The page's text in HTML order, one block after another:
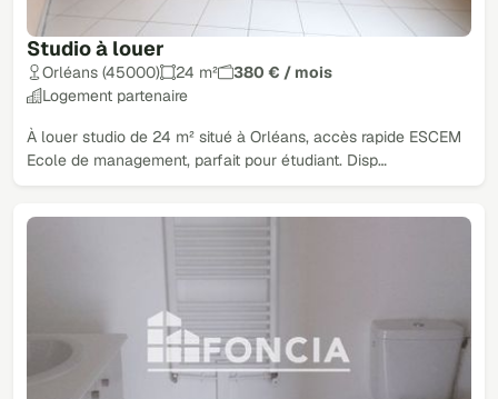
Studio à louer
Orléans (45000) 24 m²
380 € / mois
Logement partenaire
À louer studio de 24 m² situé à Orléans, accès rapide ESCEM
Ecole de management, parfait pour étudiant. Disp…